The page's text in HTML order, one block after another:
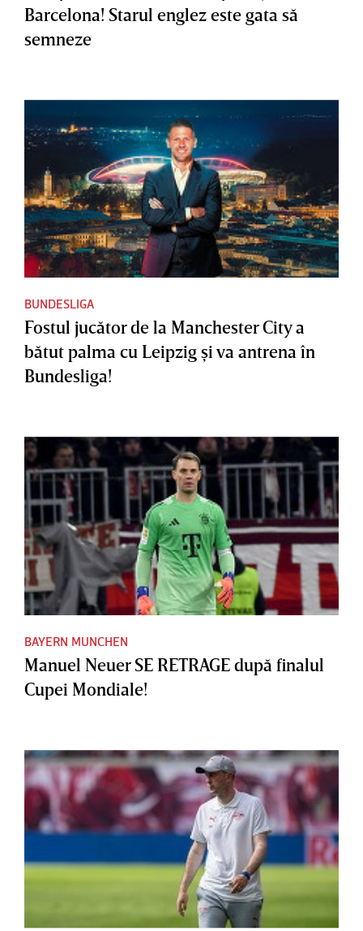
Barcelona! Starul englez este gata să
semneze
BUNDESLIGA
Fostul jucător de la Manchester City a
bătut palma cu Leipzig şi va antrena în
Bundesliga!
BAYERN MUNCHEN
Manuel Neuer SE RETRAGE după finalul
Cupei Mondiale!